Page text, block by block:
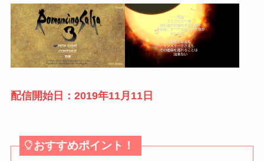
配信開始日：2019年11月11日
おすすめポイント！